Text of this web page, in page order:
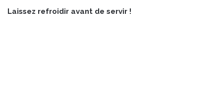
Laissez refroidir avant de servir !